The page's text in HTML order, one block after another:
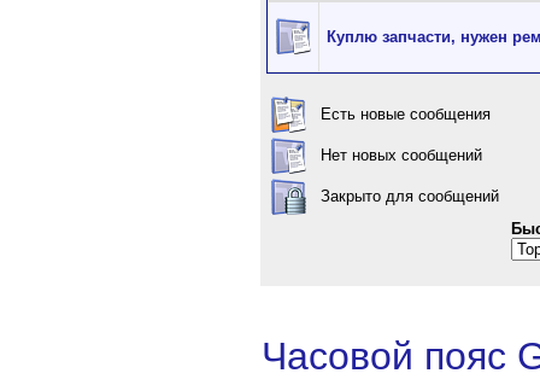
Куплю запчасти, нужен
Есть новые сообщения
Нет новых сообщений
Закрыто для сообщений
Часовой пояс